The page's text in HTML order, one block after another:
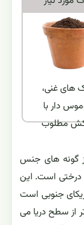
زیاد
مورد نياز